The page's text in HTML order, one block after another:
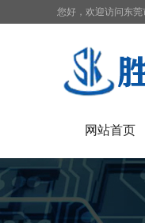
您好，欢迎访问东莞
网站首页